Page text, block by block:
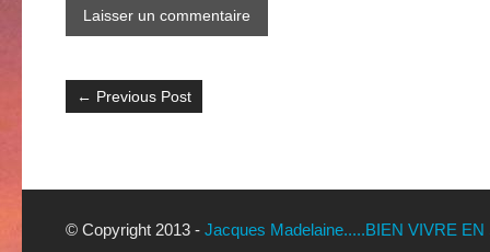
← Previous Post
© Copyright 2013 - Jacques Madelaine.....BIEN VIVRE EN